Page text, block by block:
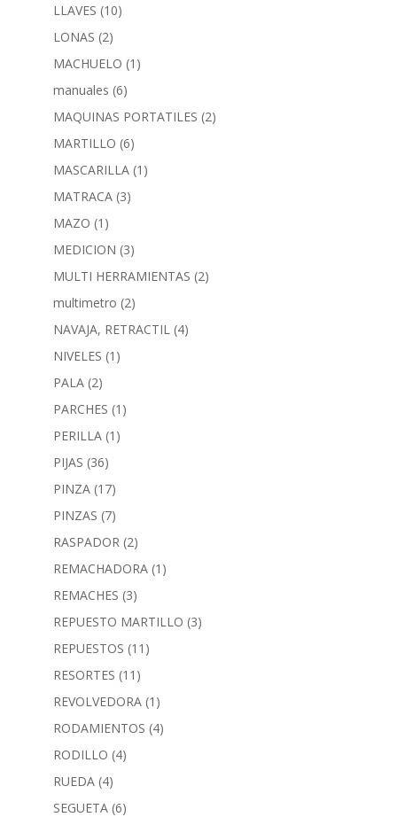
LLAVES (10)
LONAS (2)
MACHUELO (1)
manuales (6)
MAQUINAS PORTATILES (2)
MARTILLO (6)
MASCARILLA (1)
MATRACA (3)
MAZO (1)
MEDICION (3)
MULTI HERRAMIENTAS (2)
multimetro (2)
NAVAJA, RETRACTIL (4)
NIVELES (1)
PALA (2)
PARCHES (1)
PERILLA (1)
PIJAS (36)
PINZA (17)
PINZAS (7)
RASPADOR (2)
REMACHADORA (1)
REMACHES (3)
REPUESTO MARTILLO (3)
REPUESTOS (11)
RESORTES (11)
REVOLVEDORA (1)
RODAMIENTOS (4)
RODILLO (4)
RUEDA (4)
SEGUETA (6)